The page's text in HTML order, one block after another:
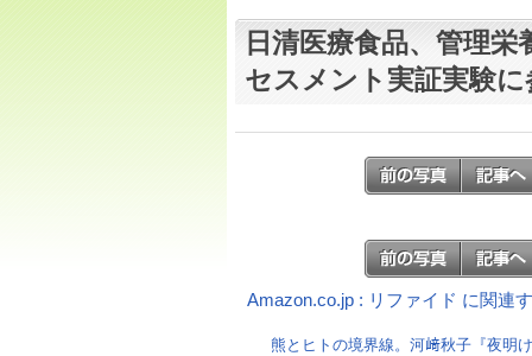
日清医療食品、管理
セスメント実証実験に
Amazon.co.jp : リファイド に関連
熊とヒトの境界線。河﨑秋子『夜明